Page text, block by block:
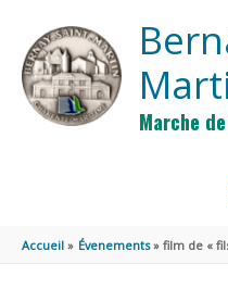
Marche
Accueil Évenements film de «